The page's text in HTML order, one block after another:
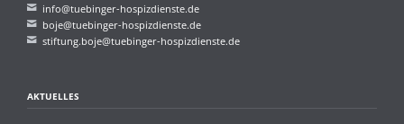
info@tuebinger-hospizdienste.de
boje@tuebinger-hospizdienste.de
stiftung.boje@tuebinger-hospizdienste.de
AKTUELLES